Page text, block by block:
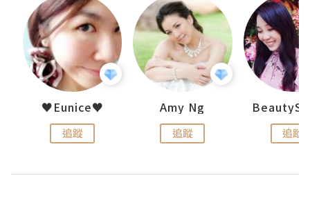
♥Eunice♥
追蹤
Amy Ng
追蹤 追蹤